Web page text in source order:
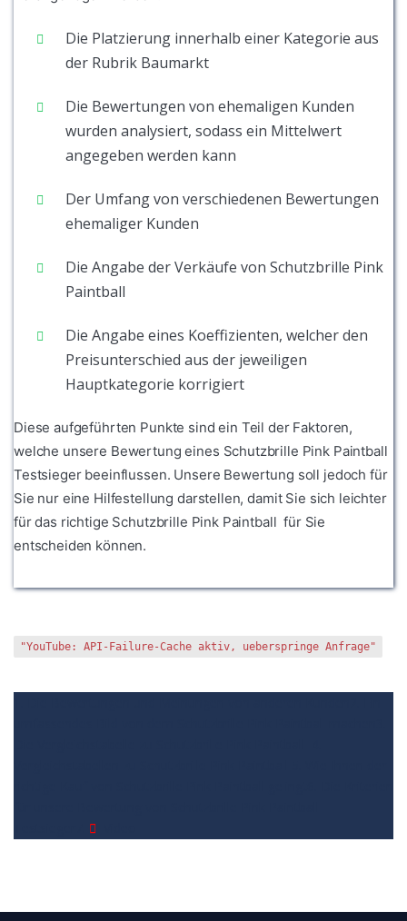
Die Platzierung innerhalb einer Kategorie aus
der Rubrik Baumarkt
Die Bewertungen von ehemaligen Kunden
wurden analysiert, sodass ein Mittelwert
angegeben werden kann
Der Umfang von verschiedenen Bewertungen
ehemaliger Kunden
Die Angabe der Verkäufe von Schutzbrille Pink
Paintball
Die Angabe eines Koeffizienten, welcher den
Preisunterschied aus der jeweiligen
Hauptkategorie korrigiert
Diese aufgeführten Punkte sind ein Teil der Faktoren,
welche unsere Bewertung eines Schutzbrille Pink Paintball
Testsieger beeinflussen. Unsere Bewertung soll jedoch für
Sie nur eine Hilfestellung darstellen, damit Sie sich leichter
für das richtige Schutzbrille Pink Paintball für Sie
entscheiden können.
"YouTube: API-Failure-Cache aktiv, ueberspringe Anfrage"